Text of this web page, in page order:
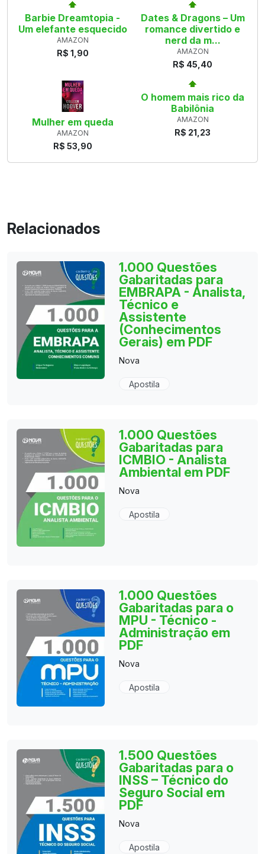
Barbie Dreamtopia -
Um elefante esquecido
AMAZON
R$ 1,90
Dates & Dragons – Um
romance divertido e
nerd da m...
AMAZON
R$ 45,40
Mulher em queda
AMAZON
R$ 53,90
O homem mais rico da
Babilônia
AMAZON
R$ 21,23
Relacionados
1.000 Questões
Gabaritadas para
EMBRAPA - Analista,
Técnico e
Assistente
(Conhecimentos
Gerais) em PDF
Nova
Apostila
1.000 Questões
Gabaritadas para
ICMBIO - Analista
Ambiental em PDF
Nova
Apostila
1.000 Questões
Gabaritadas para o
MPU - Técnico -
Administração em
PDF
Nova
Apostila
1.500 Questões
Gabaritadas para o
INSS – Técnico do
Seguro Social em
PDF
Nova
Apostila